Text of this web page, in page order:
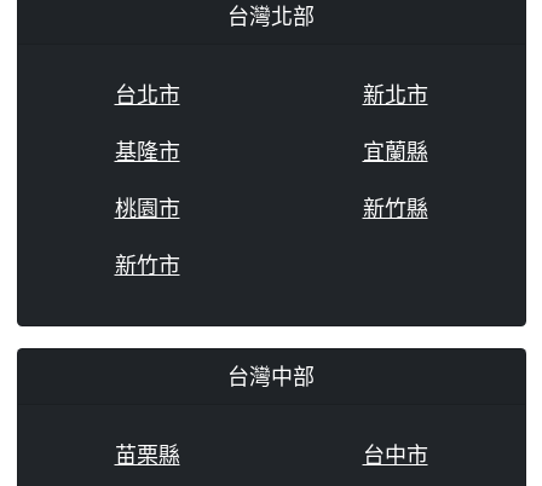
台灣北部
台北市
新北市
基隆市
宜蘭縣
桃園市
新竹縣
新竹市
台灣中部
苗栗縣
台中市